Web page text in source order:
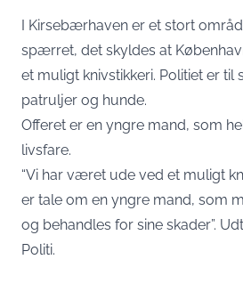
I Kirsebærhaven er et stort
spærret, det skyldes at
et muligt knivstikkeri. Politiet er til
patruljer og hunde.
Offeret er en yngre mand, som
livsfare.
“Vi har været ude ved et muligt
er tale om en yngre mand, som
og behandles for sine skader”.
Politi.